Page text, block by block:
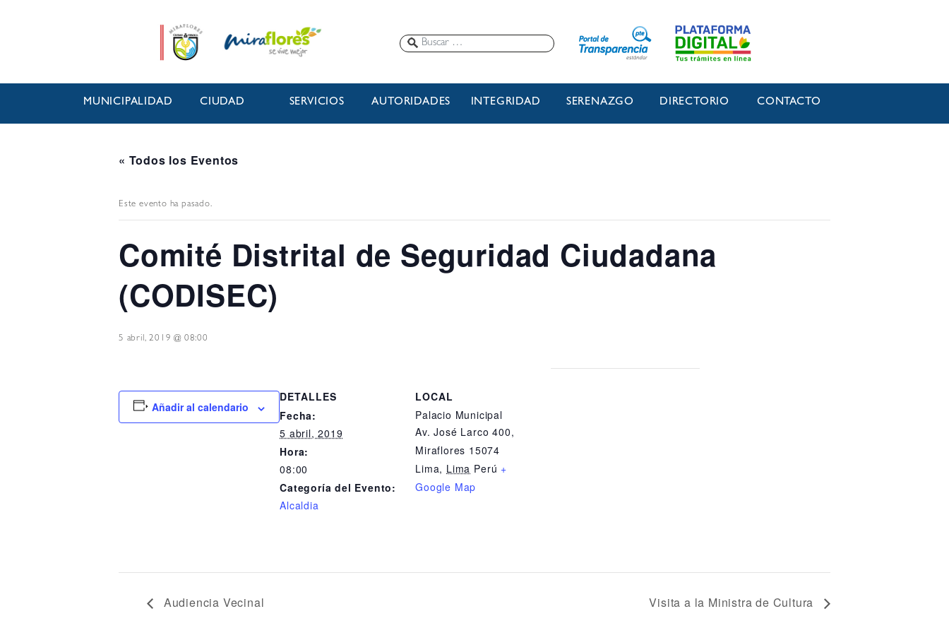
MUNICIPALIDAD CIUDAD SERVICIOS AUTORIDADES INTEGRIDAD SERENAZGO DIRECTORIO CONTACTO
« Todos los Eventos
Este evento ha pasado.
Comité Distrital de Seguridad Ciudadana
(CODISEC)
5 abril, 2019 @ 08:00
Añadir al calendario
DETALLES
Fecha:
5 abril, 2019
Hora:
08:00
Categoría del Evento:
Alcaldia
LOCAL
Palacio Municipal
Av. José Larco 400,
Miraflores 15074
Lima, Lima Perú +
Google Map
Audiencia Vecinal Visita a la Ministra de Cultura